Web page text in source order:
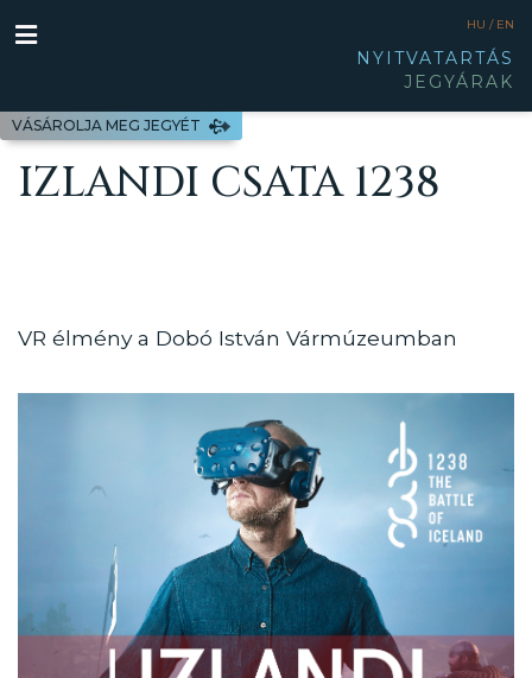
VÁSÁROLJA MEG JEGYÉT
HU / EN
NYITVATARTÁS
JEGYÁRAK
IZLANDI CSATA 1238
VR élmény a Dobó István Vármúzeumban